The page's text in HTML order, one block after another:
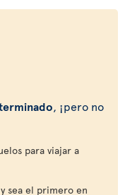
, ¡pero no
para viajar a
sea el primero en